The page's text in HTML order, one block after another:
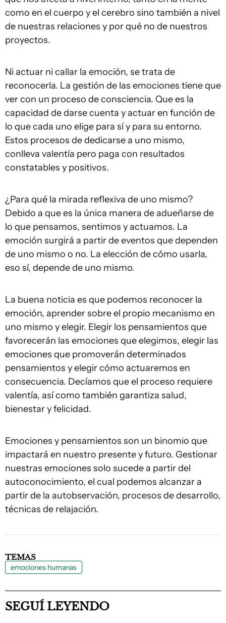
como en el cuerpo y el cerebro sino también a nivel
de nuestras relaciones y por qué no de nuestros
proyectos.
Ni actuar ni callar la emoción, se trata de
reconocerla. La gestión de las emociones tiene que
ver con un proceso de consciencia. Que es la
capacidad de darse cuenta y actuar en función de
lo que cada uno elige para sí y para su entorno.
Estos procesos de dedicarse a uno mismo,
conlleva valentía pero paga con resultados
constatables y positivos.
¿Para qué la mirada reflexiva de uno mismo?
Debido a que es la única manera de adueñarse de
lo que pensamos, sentimos y actuamos. La
emoción surgirá a partir de eventos que dependen
de uno mismo o no. La elección de cómo usarla,
eso sí, depende de uno mismo.
La buena noticia es que podemos reconocer la
emoción, aprender sobre el propio mecanismo en
uno mismo y elegir. Elegir los pensamientos que
favorecerán las emociones que elegimos, elegir las
emociones que promoverán determinados
pensamientos y elegir cómo actuaremos en
consecuencia. Decíamos que el proceso requiere
valentía, así como también garantiza salud,
bienestar y felicidad.
Emociones y pensamientos son un binomio que
impactará en nuestro presente y futuro. Gestionar
nuestras emociones solo sucede a partir del
autoconocimiento, el cual podemos alcanzar a
partir de la autobservación, procesos de desarrollo,
técnicas de relajación.
TEMAS
emociones humanas
SEGUÍ LEYENDO